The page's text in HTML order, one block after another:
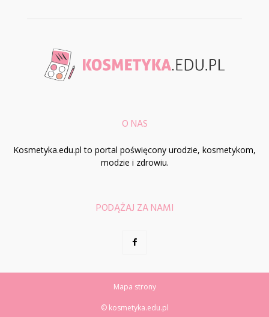
O NAS
Kosmetyka.edu.pl to portal poświęcony urodzie, kosmetykom,
modzie i zdrowiu.
PODĄŻAJ ZA NAMI
Mapa strony
© kosmetyka.edu.pl